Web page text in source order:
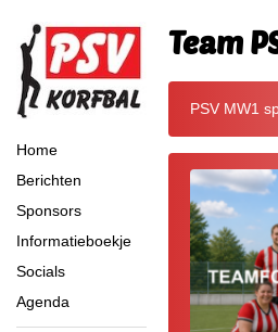
Home
Berichten
Sponsors
Informatieboekje
Socials
Agenda
Team
PSV MW1